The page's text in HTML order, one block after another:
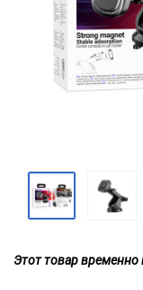
Этот товар временно